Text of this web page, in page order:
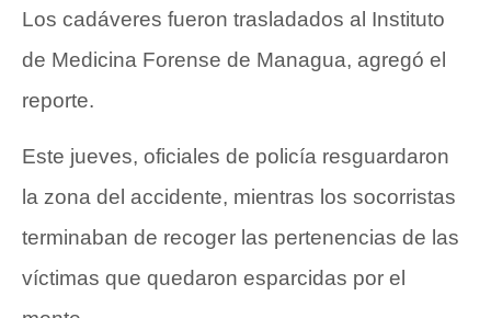
Los cadáveres fueron trasladados al Instituto
de Medicina Forense de Managua, agregó el
reporte.
Este jueves, oficiales de policía resguardaron
la zona del accidente, mientras los socorristas
terminaban de recoger las pertenencias de las
víctimas que quedaron esparcidas por el